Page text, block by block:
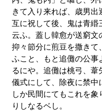
きて入り来れば、歳男出
互に祝して後、鬼は青緡
云ふ。蓋し韓愈が送窮文
抑々節分に煎豆を撒き
ふこと、もと追儺の公事
るにや。追儺は桃弓、
儀式にして、除夜に禁中
しか民間にてもこれを
りしなるベし。